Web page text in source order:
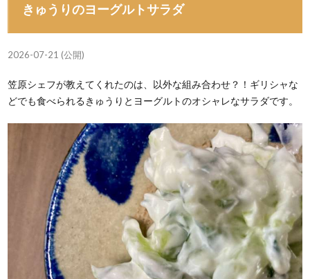
きゅうりのヨーグルトサラダ
2026-07-21 (公開)
笠原シェフが教えてくれたのは、以外な組み合わせ？！ギリシャな
どでも食べられるきゅうりとヨーグルトのオシャレなサラダです。